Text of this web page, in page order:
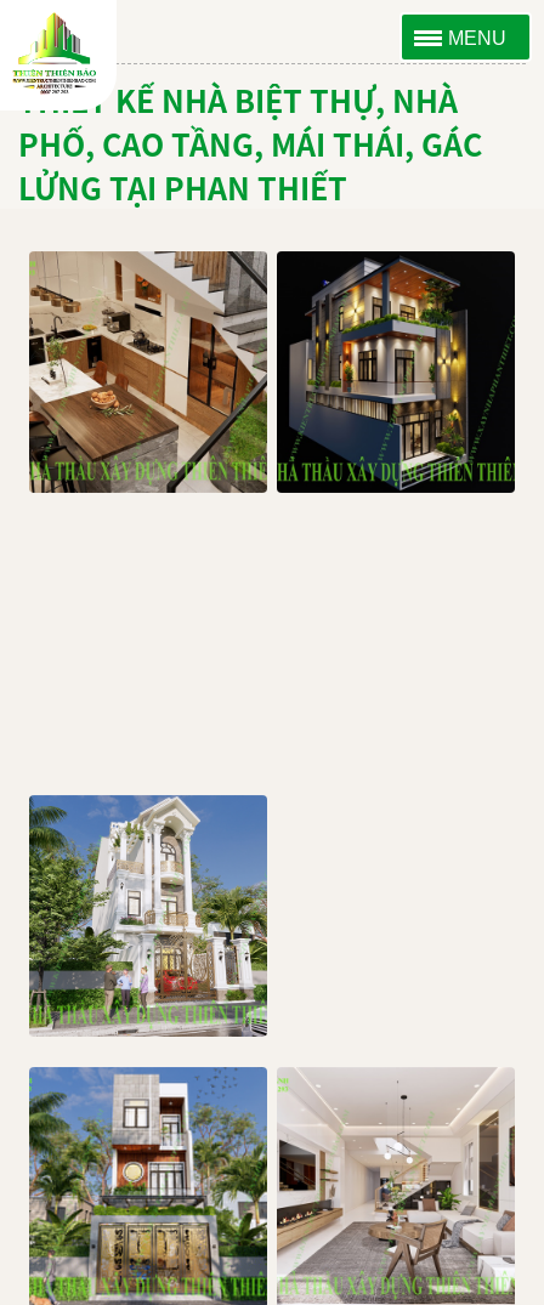
MENU
THIẾT KẾ NHÀ BIỆT THỰ, NHÀ
PHỐ, CAO TẦNG, MÁI THÁI, GÁC
LỬNG TẠI PHAN THIẾT